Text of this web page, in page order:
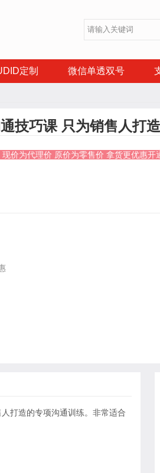
定制 微信单透双号
技巧课 只为销售人打
现价为代理价 原价为零售价 拿货更优惠开
打造的专项沟通训练。非常适合